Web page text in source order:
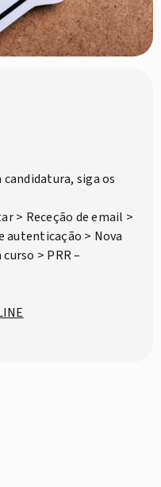
candidatura, siga os
> Receção de email >
autenticação > Nova
> PRR –